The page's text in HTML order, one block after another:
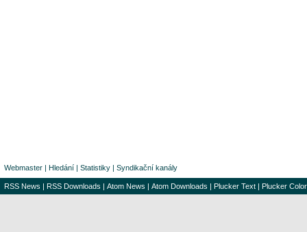
Webmaster | Hledání | Statistiky | Syndikační kanály
RSS News | RSS Downloads | Atom News | Atom Downloads | Plucker Text | Plucker Color